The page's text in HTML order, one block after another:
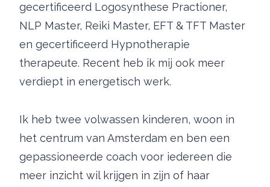
gecertificeerd Logosynthese Practioner,
NLP Master, Reiki Master, EFT & TFT Master
en gecertificeerd Hypnotherapie
therapeute. Recent heb ik mij ook meer
verdiept in energetisch werk.
Ik heb twee volwassen kinderen, woon in
het centrum van Amsterdam en ben een
gepassioneerde coach voor iedereen die
meer inzicht wil krijgen in zijn of haar